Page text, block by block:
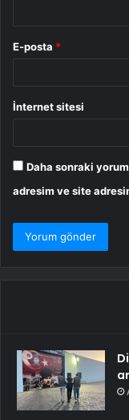
E-posta *
İnternet sitesi
Daha sonraki
adresim ve site